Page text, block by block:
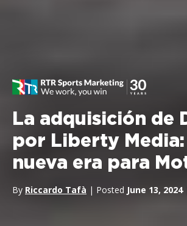
La adquisición de
por Liberty Media:
nueva era para
By Riccardo Tafà | Posted June 13, 2024